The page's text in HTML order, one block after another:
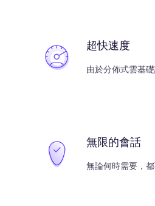
超快速度
由於分佈式雲基
無限的會話
無論何時需要，